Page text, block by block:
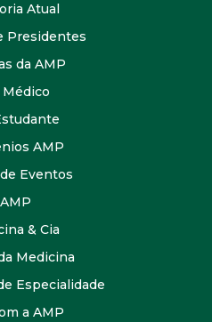
Atual
Presidentes
da AMP
Médico
AMP
Eventos
& Cia
Medicina
Especialidade
a AMP